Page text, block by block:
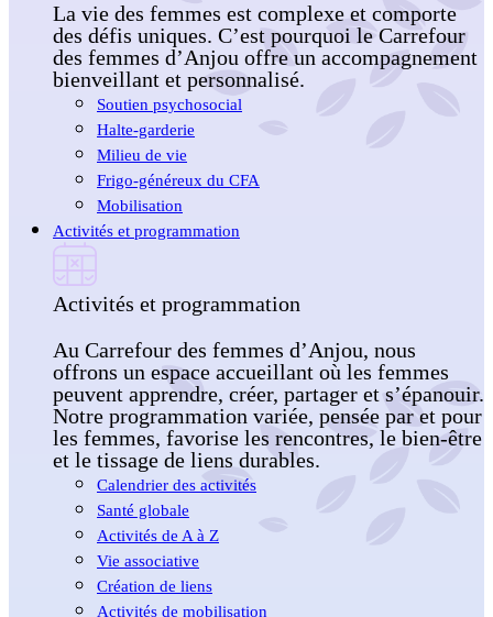
La vie des femmes est complexe et comporte
des défis uniques. C’est pourquoi le Carrefour
des femmes d’Anjou offre un accompagnement
bienveillant et personnalisé.
Soutien psychosocial
Halte-garderie
Milieu de vie
Frigo-généreux du CFA
Mobilisation
Activités et programmation
Activités et programmation
Au Carrefour des femmes d’Anjou, nous
offrons un espace accueillant où les femmes
peuvent apprendre, créer, partager et s’épanouir.
Notre programmation variée, pensée par et pour
les femmes, favorise les rencontres, le bien-être
et le tissage de liens durables.
Calendrier des activités
Santé globale
Activités de A à Z
Vie associative
Création de liens
Activités de mobilisation